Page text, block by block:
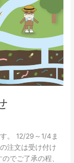
。 12/29～1/4ま
注文は受け付け
でご了承の程、